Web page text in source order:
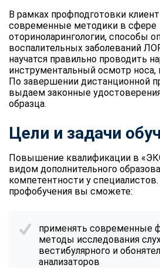
В рамках профподготовки
современные методики в сфере
оториноларингологии, способы
воспалительных заболеваний
научатся правильно проводить
инструментальный осмотр носа,
По завершении дистанционной
выдаем законные
образца.
Цели и задачи
Повышение квалификации в
видом дополнительного
компетентности у
профобучения вы сможете:
применять современные
методы исследования
вестибулярного и
анализаторов